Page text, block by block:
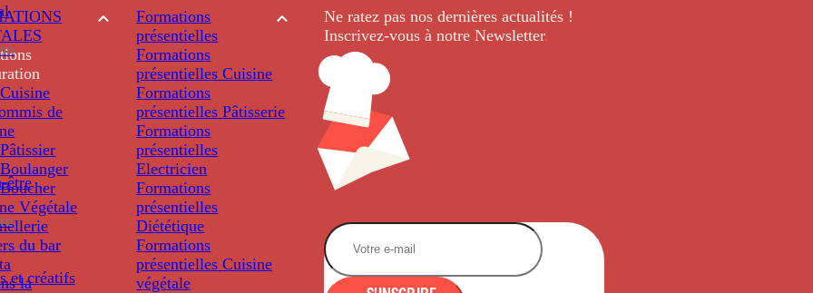
être
et créatifs
de
Végétale
du bar
la
Formations
présentielles
Formations
présentielles Cuisine
Formations
présentielles Pâtisserie
Formations
présentielles
Electricien
Formations
présentielles
Diététique
Formations
présentielles Cuisine
végétale
Ne ratez pas nos dernièresactualités !
Inscrivez-vous à notre Newsletter.